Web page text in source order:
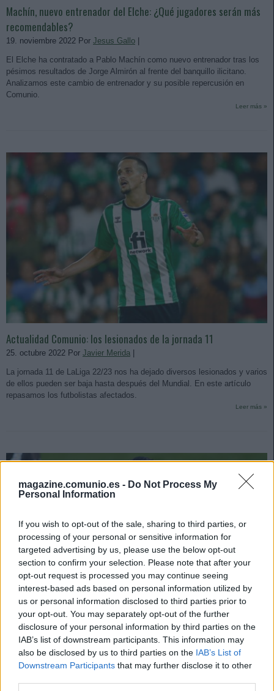
magazine.comunio.es - Do Not Process My
Personal Information
If you wish to opt-out of the sale, sharing to third parties, or
processing of your personal or sensitive information for
targeted advertising by us, please use the below opt-out
section to confirm your selection. Please note that after your
opt-out request is processed you may continue seeing
interest-based ads based on personal information utilized by
us or personal information disclosed to third parties prior to
your opt-out. You may separately opt-out of the further
disclosure of your personal information by third parties on the
IAB’s list of downstream participants. This information may
also be disclosed by us to third parties on the IAB’s List of
Downstream Participants that may further disclose it to other
Machín, nuevo entrenador del Elche: ¿Qué jugadores serán más
recomendables?
19. noviembre 2022 Por Jesus Gallo |
El Elche ha contratado a Pablo Machín como nuevo entrenador tras los
pésimos resultados de Jorge Almirón al frente del banquillo ilicitano.
Analizamos este cambio de entrenador y su posible repercusión en
Comunio.
Leer más »
Actualidad Comunio: los lesionados de la jornada 11
25. octubre 2022 Por Javier Merida |
La jornada 11 de LaLiga 22/23 nos ha dejado diversos lesionados y varios
de ellos pueden ser baja hasta después del Mundial. En este artículo
repasamos los futbolistas afectados.
Leer más »
Actualidad Comunio: la última hora de la jornada 10
18. octubre 2022 PorJesus Gallo|
La jornada 10 intersemanal arranca este martes a las 19:00 horas.
Repasamos las noticias de última hora.